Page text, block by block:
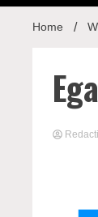
Home